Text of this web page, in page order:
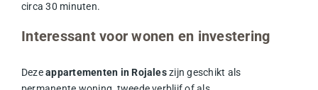
circa 30 minuten.
Interessant voor wonen en investering
Dezeappartementen in Rojaleszijn geschikt als